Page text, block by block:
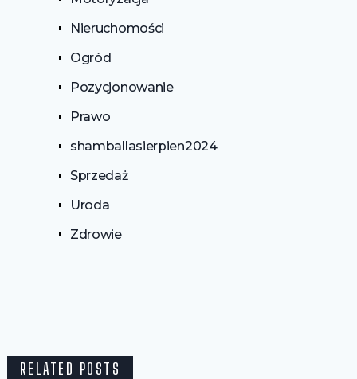
Nieruchomości
Ogród
Pozycjonowanie
Prawo
shamballasierpien2024
Sprzedaż
Uroda
Zdrowie
RELATED POSTS